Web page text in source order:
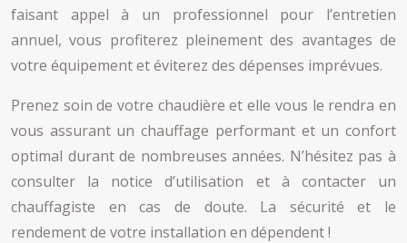
faisant appel à un professionnel pour l’entretien
annuel, vous profiterez pleinement des avantages de
votre équipement et éviterez des dépenses imprévues.
Prenez soin de votre chaudière et elle vous le rendra en
vous assurant un chauffage performant et un confort
optimal durant de nombreuses années. N’hésitez pas à
consulter la notice d’utilisation et à contacter un
chauffagiste en cas de doute. La sécurité et le
rendement de votre installation en dépendent !